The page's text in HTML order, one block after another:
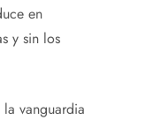
en
y sin los
vanguardia